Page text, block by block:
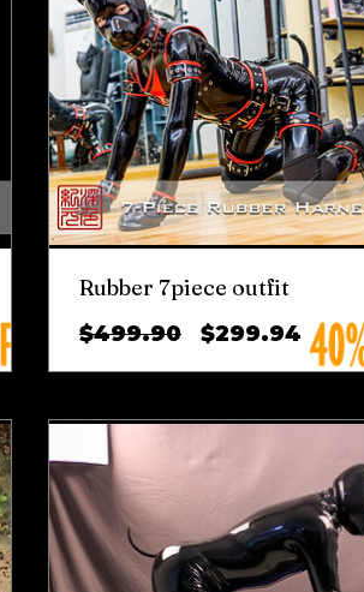
Rubber 7piece outfit
$499.90
ราคา
$299.94 ราคา
ขาย